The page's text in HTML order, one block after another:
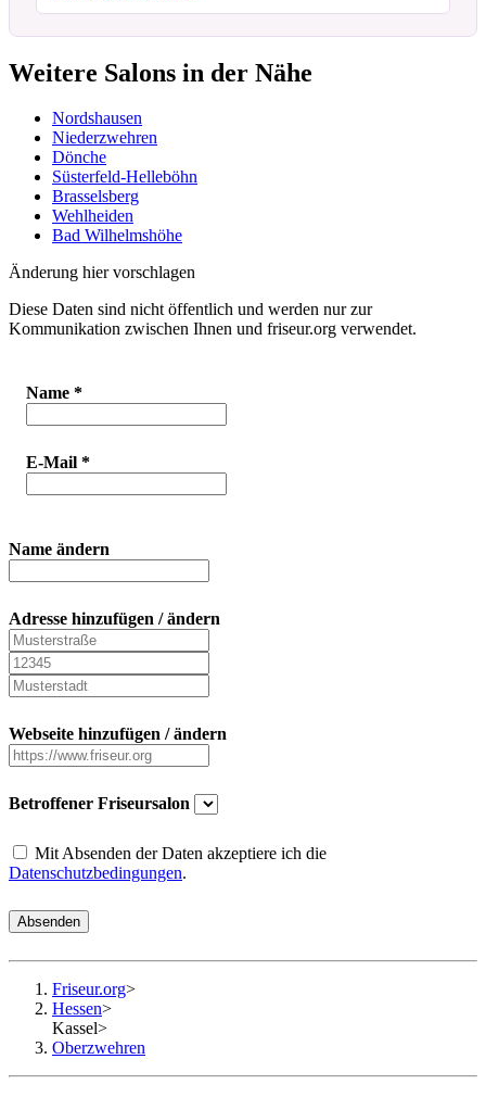
Weitere Salons in der Nähe
Nordshausen
Niederzwehren
Dönche
Süsterfeld-Helleböhn
Brasselsberg
Wehlheiden
Bad Wilhelmshöhe
Änderung hier vorschlagen
Diese Daten sind nicht öffentlich und werden nur zur
Kommunikation zwischen Ihnen und friseur.org verwendet.
Name *
E-Mail *
Name ändern
Adresse hinzufügen / ändern
Webseite hinzufügen / ändern
Betroffener Friseursalon
Mit Absenden der Daten akzeptiere ich die
Datenschutzbedingungen.
Absenden
Friseur.org>
Hessen>
Kassel>
Oberzwehren